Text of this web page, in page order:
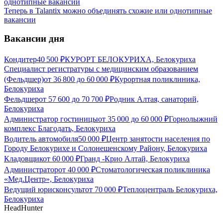
Теперь в Talantix можно объединять схожие или однотипные
вакансии
Вакансии дня
Кондитер40 500 ₽КУРОРТ БЕЛОКУРИХА, Белокуриха
Специалист регистратуры с медицинским образованием
(Фельдшер)от 36 800 до 60 000 ₽Курортная поликлиника,
Белокуриха
Фельдшерот 57 600 до 70 700 ₽Родник Алтая, санаторий,
Белокуриха
Администратор гостиницыот 35 000 до 60 000 ₽Горнолыжний
комплекс Благодать, Белокуриха
Водитель автомобиля50 000 ₽Центр занятости населения по
Городу Белокурихе и Солонешенскому Району, Белокуриха
Кладовщикот 60 000 ₽Гранд -Крио Алтай, Белокуриха
Администраторот 40 000 ₽Стоматологическая поликлиника
«Мед.Центр», Белокуриха
Ведущий юрисконсультот 70 000 ₽Теплоцентраль Белокуриха,
Белокуриха
HeadHunter